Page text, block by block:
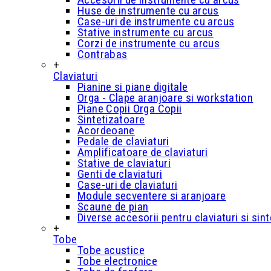
Huse de instrumente cu arcus
Case-uri de instrumente cu arcus
Stative instrumente cu arcus
Corzi de instrumente cu arcus
Contrabas
+
Claviaturi
Pianine si piane digitale
Orga - Clape aranjoare si workstation
Piane Copii Orga Copii
Sintetizatoare
Acordeoane
Pedale de claviaturi
Amplificatoare de claviaturi
Stative de claviaturi
Genti de claviaturi
Case-uri de claviaturi
Module secventere si aranjoare
Scaune de pian
Diverse accesorii pentru claviaturi si
+
Tobe
Tobe acustice
Tobe electronice